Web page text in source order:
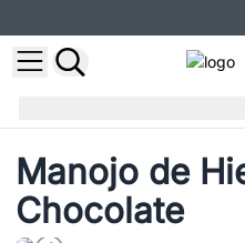
Manojo de
Chocolate